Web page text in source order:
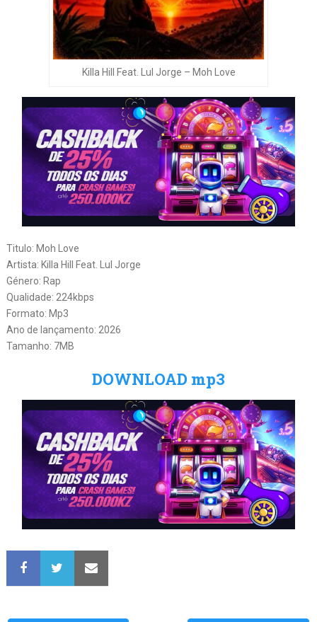
Killa Hill Feat. Lul Jorge – Moh Love
Titulo: Moh Love
Artista: Killa Hill Feat. Lul Jorge
Género: Rap
Qualidade: 224kbps
Formato: Mp3
Ano de lançamento: 2026
Tamanho: 7MB
DOWNLOAD mp3